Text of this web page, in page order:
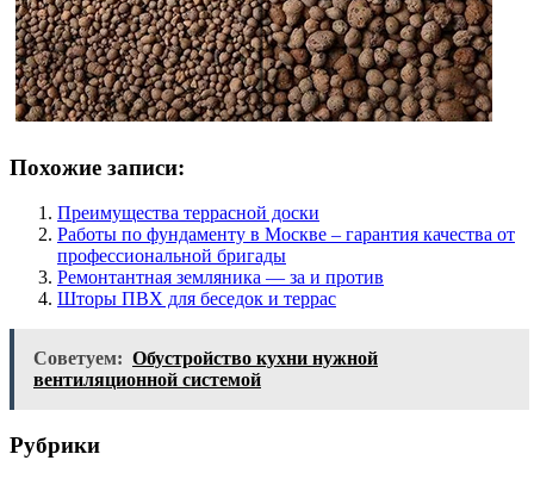
Похожие записи:
Преимущества террасной доски
Работы по фундаменту в Москве – гарантия качества от
профессиональной бригады
Ремонтантная земляника — за и против
Шторы ПВХ для беседок и террас
Советуем: Обустройство кухни нужной
вентиляционной системой
Рубрики